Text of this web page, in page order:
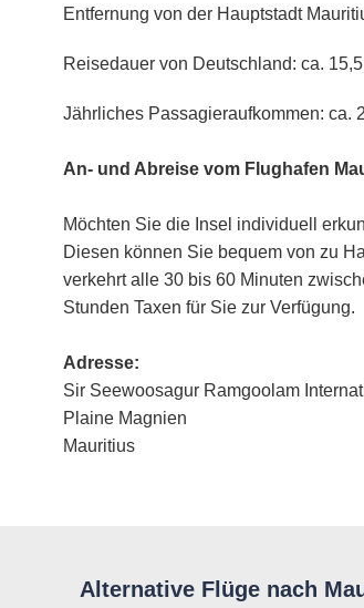
Entfernung von der Hauptstadt
Reisedauer von Deutschland: ca.
Jährliches Passagieraufkommen: ca.
An- und Abreise vom Flughafen
Möchten Sie die Insel individuell
Diesen können Sie bequem von zu
verkehrt alle 30 bis 60 Minuten
Stunden Taxen für Sie zur Verfügung.
Adresse:
Sir Seewoosagur Ramgoolam
Plaine Magnien
Mauritius
Alternative Flüge nach